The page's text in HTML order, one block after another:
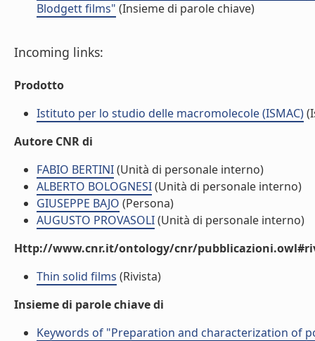
Blodgett films" (Insieme di parole chiave)
Incoming links:
Prodotto
Istituto per lo studio delle macromolecole (ISMAC)
Autore CNR di
FABIO BERTINI(Unità di personale interno)
ALBERTO BOLOGNESI(Unità di personale interno)
GIUSEPPE BAJO (Persona)
AUGUSTO PROVASOLI(Unità di personale interno)
Http://www.cnr.it/ontology/cnr/
Thin solid films (Rivista)
Insieme di parole chiave di
Keywords of "Preparation and characterization of